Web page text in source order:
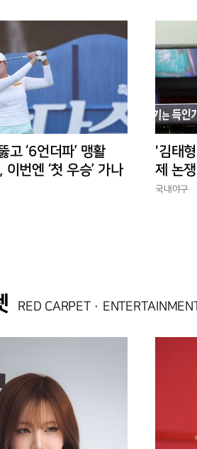
고 ‘6언더파’ 맹활
번엔 ‘첫 우승’ 가나
'김태
제 논
경에
국내야구
RED CARPET ·